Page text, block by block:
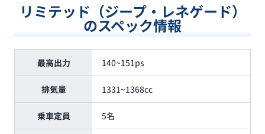
リミテッド（ジープ・レネゲード）
のスペック情報
最高出力 140~151ps
排気量 1331~1368cc
乗車定員 5名